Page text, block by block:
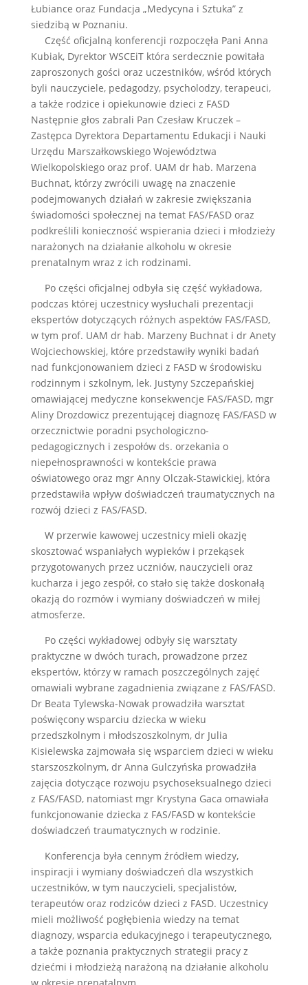
Łubiance oraz Fundacja „Medycyna i Sztuka” z
siedzibą w Poznaniu.
Część oficjalną konferencji rozpoczęła Pani Anna
Kubiak, Dyrektor WSCEiT która serdecznie powitała
zaproszonych gości oraz uczestników, wśród których
byli nauczyciele, pedagodzy, psycholodzy, terapeuci,
a także rodzice i opiekunowie dzieci z FASD
Następnie głos zabrali Pan Czesław Kruczek –
Zastępca Dyrektora Departamentu Edukacji i Nauki
Urzędu Marszałkowskiego Województwa
Wielkopolskiego oraz prof. UAM dr hab. Marzena
Buchnat, którzy zwrócili uwagę na znaczenie
podejmowanych działań w zakresie zwiększania
świadomości społecznej na temat FAS/FASD oraz
podkreślili konieczność wspierania dzieci i młodzieży
narażonych na działanie alkoholu w okresie
prenatalnym wraz z ich rodzinami.
Po części oficjalnej odbyła się część wykładowa,
podczas której uczestnicy wysłuchali prezentacji
ekspertów dotyczących różnych aspektów FAS/FASD,
w tym prof. UAM dr hab. Marzeny Buchnat i dr Anety
Wojciechowskiej, które przedstawiły wyniki badań
nad funkcjonowaniem dzieci z FASD w środowisku
rodzinnym i szkolnym, lek. Justyny Szczepańskiej
omawiającej medyczne konsekwencje FAS/FASD, mgr
Aliny Drozdowicz prezentującej diagnozę FAS/FASD w
orzecznictwie poradni psychologiczno-
pedagogicznych i zespołów ds. orzekania o
niepełnosprawności w kontekście prawa
oświatowego oraz mgr Anny Olczak-Stawickiej, która
przedstawiła wpływ doświadczeń traumatycznych na
rozwój dzieci z FAS/FASD.
W przerwie kawowej uczestnicy mieli okazję
skosztować wspaniałych wypieków i przekąsek
przygotowanych przez uczniów, nauczycieli oraz
kucharza i jego zespół, co stało się także doskonałą
okazją do rozmów i wymiany doświadczeń w miłej
atmosferze.
Po części wykładowej odbyły się warsztaty
praktyczne w dwóch turach, prowadzone przez
ekspertów, którzy w ramach poszczególnych zajęć
omawiali wybrane zagadnienia związane z FAS/FASD.
Dr Beata Tylewska-Nowak prowadziła warsztat
poświęcony wsparciu dziecka w wieku
przedszkolnym i młodszoszkolnym, dr Julia
Kisielewska zajmowała się wsparciem dzieci w wieku
starszoszkolnym, dr Anna Gulczyńska prowadziła
zajęcia dotyczące rozwoju psychoseksualnego dzieci
z FAS/FASD, natomiast mgr Krystyna Gaca omawiała
funkcjonowanie dziecka z FAS/FASD w kontekście
doświadczeń traumatycznych w rodzinie.
Konferencja była cennym źródłem wiedzy,
inspiracji i wymiany doświadczeń dla wszystkich
uczestników, w tym nauczycieli, specjalistów,
terapeutów oraz rodziców dzieci z FASD. Uczestnicy
mieli możliwość pogłębienia wiedzy na temat
diagnozy, wsparcia edukacyjnego i terapeutycznego,
a także poznania praktycznych strategii pracy z
dziećmi i młodzieżą narażoną na działanie alkoholu
w okresie prenatalnym.